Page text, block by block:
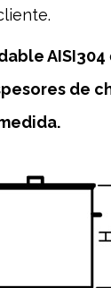
AISI304
de